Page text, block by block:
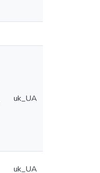
uk_UA
uk_UA